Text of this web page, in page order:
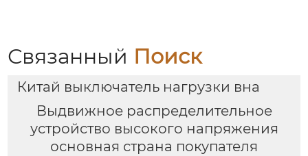
Связанный Поиск
Китай выключатель нагрузки вна
Выдвижное распределительное
устройство высокого напряжения
основная страна покупателя